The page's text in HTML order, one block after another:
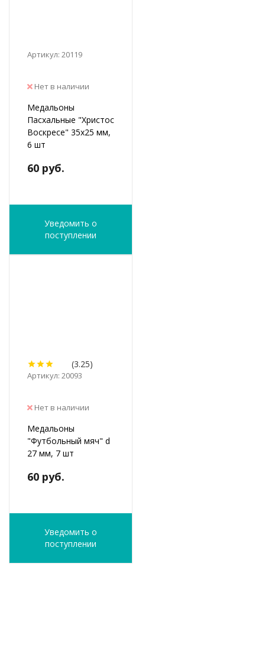
Артикул: 20119
Нет в наличии
Медальоны
Пасхальные "Христос
Воскресе" 35х25 мм,
6 шт
60 руб.
Уведомить о
поступлении
(3.25)
Артикул: 20093
Нет в наличии
Медальоны
"Футбольный мяч" d
27 мм, 7 шт
60 руб.
Уведомить о
поступлении